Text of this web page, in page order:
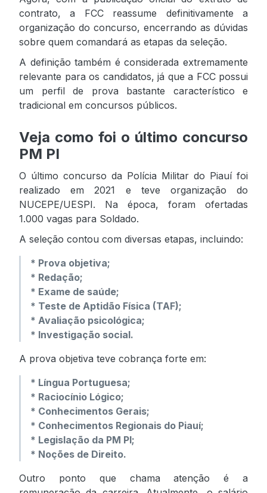
contrato, a FCC reassume definitivamente a
organização do concurso, encerrando as dúvidas
sobre quem comandará as etapas da seleção.
A definição também é considerada extremamente
relevante para os candidatos, já que a FCC possui
um perfil de prova bastante característico e
tradicional em concursos públicos.
Veja como foi o último concurso
PM PI
O último concurso da Polícia Militar do Piauí foi
realizado em 2021 e teve organização do
NUCEPE/UESPI. Na época, foram ofertadas
1.000 vagas para Soldado.
A seleção contou com diversas etapas, incluindo:
* Prova objetiva;
* Redação;
* Exame de saúde;
* Teste de Aptidão Física (TAF);
* Avaliação psicológica;
* Investigação social.
A prova objetiva teve cobrança forte em:
* Língua Portuguesa;
* Raciocínio Lógico;
* Conhecimentos Gerais;
* Conhecimentos Regionais do Piauí;
* Legislação da PM PI;
* Noções de Direito.
Outro ponto que chama atenção é a